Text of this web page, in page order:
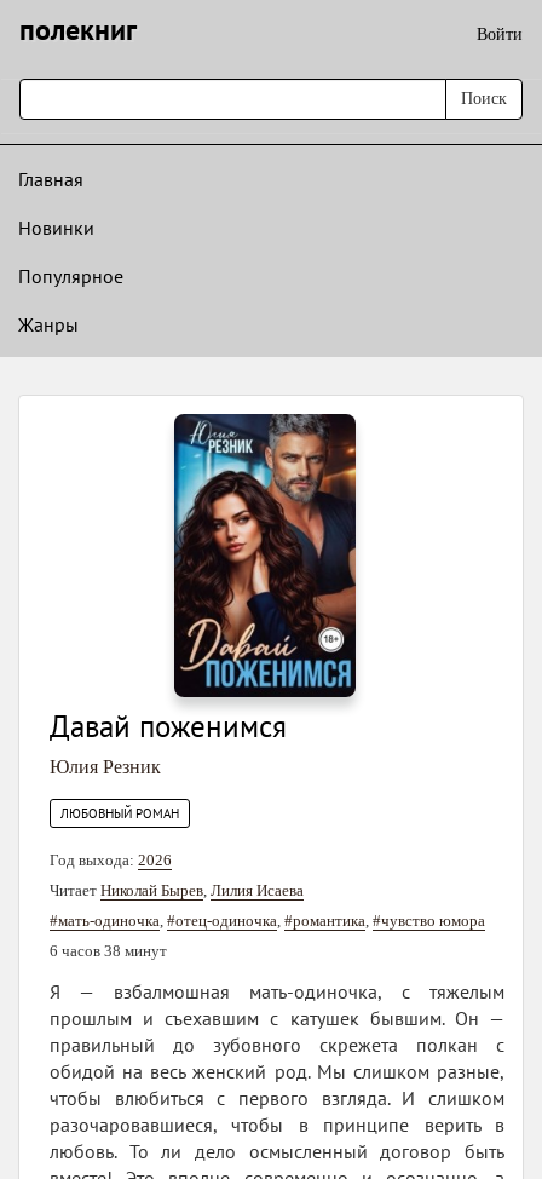
полекниг Войти
Поиск
Главная
Новинки
Популярное
Жанры
Давай поженимся
Юлия Резник
ЛЮБОВНЫЙ РОМАН
Год выхода: 2026
Читает Николай Бырев, Лилия Исаева
#мать-одиночка, #отец-одиночка, #романтика, #чувство юмора
6 часов 38 минут
Я — взбалмошная мать-одиночка, с тяжелым
прошлым и съехавшим с катушек бывшим. Он —
правильный до зубовного скрежета полкан с
обидой на весь женский род. Мы слишком разные,
чтобы влюбиться с первого взгляда. И слишком
разочаровавшиеся, чтобы в принципе верить в
любовь. То ли дело осмысленный договор быть